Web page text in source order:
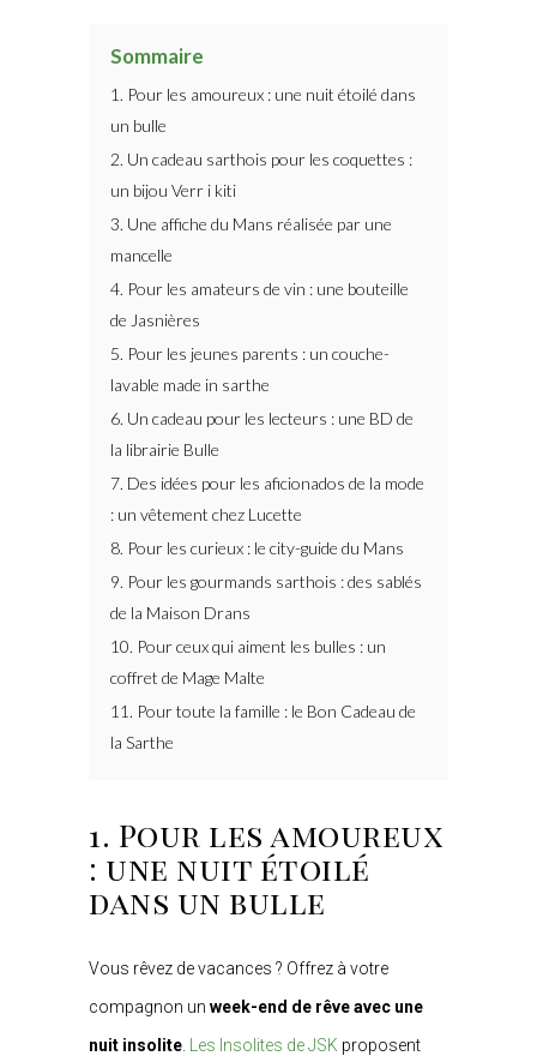
Sommaire
1. Pour les amoureux : une nuit étoilé dans
un bulle
2. Un cadeau sarthois pour les coquettes :
un bijou Verr i kiti
3. Une affiche du Mans réalisée par une
mancelle
4. Pour les amateurs de vin : une bouteille
de Jasnières
5. Pour les jeunes parents : un couche-
lavable made in sarthe
6. Un cadeau pour les lecteurs : une BD de
la librairie Bulle
7. Des idées pour les aficionados de la mode
: un vêtement chez Lucette
8. Pour les curieux : le city-guide du Mans
9. Pour les gourmands sarthois : des sablés
de la Maison Drans
10. Pour ceux qui aiment les bulles : un
coffret de Mage Malte
11. Pour toute la famille : le Bon Cadeau de
la Sarthe
1. Pour les amoureux
: une nuit étoilé
dans un bulle
Vous rêvez de vacances ? Offrez à votre
compagnon un week-end de rêve avec une
nuit insolite
Les Insolites de JSK proposent